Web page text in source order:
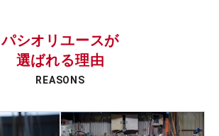
パシオリユースが
選ばれる理由
REASONS